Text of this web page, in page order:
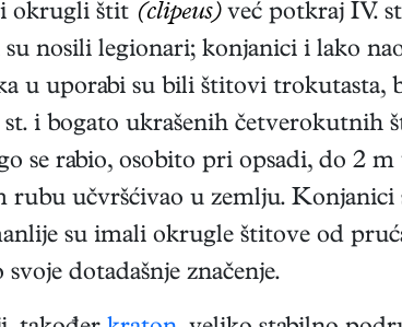
okrugli štit (clipeus)već potkraj IV.
nosili legionari; konjanici i lako
u uporabi su bili štitovi trokutasta,
i bogato ukrašenih četverokutnih
se rabio, osobito pri opsadi, do 2
rubu učvršćivao u zemlju.
su imali okrugle štitove od
dotadašnje značenje.